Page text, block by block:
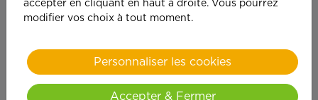
quand on y met du
accepter en cliquant en haut à droite. Vous pourrez
modifier vos choix à tout moment.
Personnaliser les cookies
Accepter & Fermer